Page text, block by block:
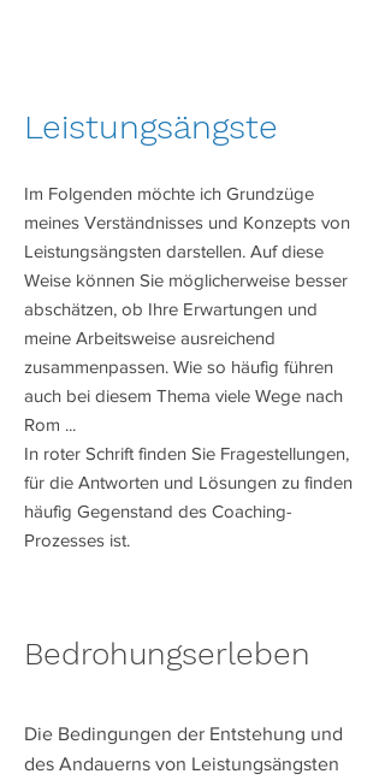
​Leistungsängste
Im Folgenden möchte ich Grundzüge
meines Verständnisses und Konzepts von
Leistungsängsten darstellen. Auf diese
Weise können Sie möglicherweise besser
abschätzen, ob Ihre Erwartungen und
meine Arbeitsweise ausreichend
zusammenpassen. Wie so häufig führen
auch bei diesem Thema viele Wege nach
Rom ...
In roter Schrift finden Sie Fragestellungen,
für die Antworten und Lösungen zu finden
häufig Gegenstand des Coaching-
Prozesses ist.
​Bedrohungserleben
Die Bedingungen der Entstehung und
des Andauerns von Leistungsängsten